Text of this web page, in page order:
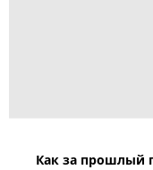
Как за прошлый